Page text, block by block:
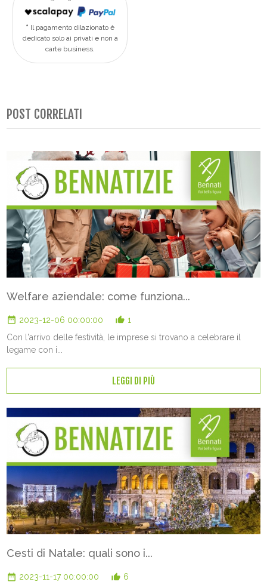
Il pagamento dilazionato è
dedicato solo ai privati e non a
carte business.
POST CORRELATI
Welfare aziendale: come funziona...
date_range 2023-12-06 00:00:00 thumb_up_alt 1
Con l'arrivo delle festività, le imprese si trovano a celebrare il
legame con i...
LEGGI DI PIÙ
Cesti di Natale: quali sono i...
date_range 2023-11-17 00:00:00 thumb_up_alt 6